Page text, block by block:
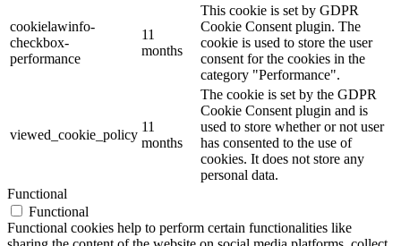
cookielawinfo-
checkbox-
performance
11
months
This cookie is set by GDPR
Cookie Consent plugin. The
cookie is used to store the user
consent for the cookies in the
category "Performance".
viewed_cookie_policy
11
months
The cookie is set by the GDPR
Cookie Consent plugin and is
used to store whether or not user
has consented to the use of
cookies. It does not store any
personal data.
Functional
Functional
Functional cookies help to perform certain functionalities like